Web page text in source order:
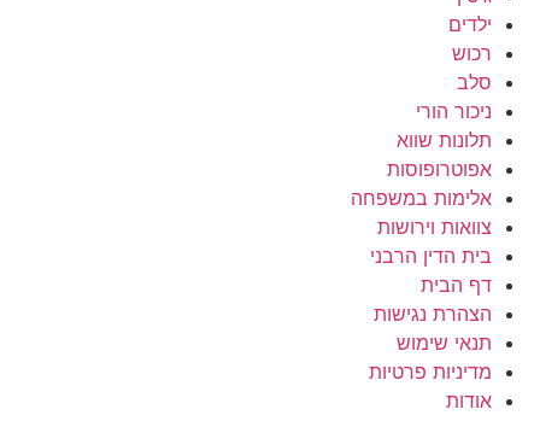
ילדים
רכוש
סלב
ניכור הורי
תלונות שווא
אפוטרופוסות
אלימות במשפחה
צוואות וירושות
בית הדין הרבני
דף הבית
הצהרת נגישות
תנאי שימוש
מדיניות פרטיות
אודות